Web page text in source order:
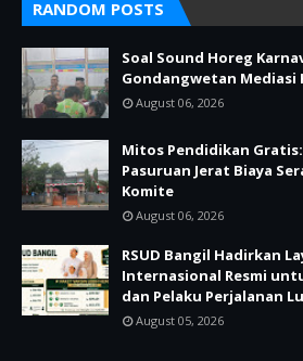
RANDOM POSTS
Soal Sound Horeg
Gondangwetan Mediasi
August 06, 2026
Mitos Pendidikan Gratis:
Pasuruan Jerat Biaya
Komite
August 06, 2026
RSUD Bangil Hadirkan
Internasional Resmi
dan Pelaku Perjalanan
August 05, 2026